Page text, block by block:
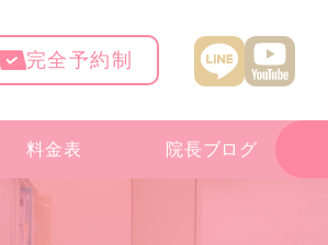
完全予約制
料金表 院長ブログ